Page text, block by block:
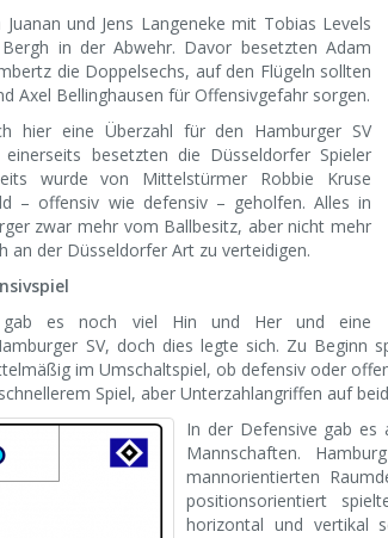
und Jens Langeneke mit Tobias Levels
in der Abwehr. Davor besetzten Adam
die Doppelsechs, auf den Flügeln sollten
Axel Bellinghausen für Offensivgefahr sorgen.
hier eine Überzahl für den Hamburger SV
besetzten die Düsseldorfer Spieler
wurde von Mittelstürmer Robbie Kruse
– offensiv wie defensiv – geholfen. Alles in
zwar mehr vom Ballbesitz, aber nicht mehr
an der Düsseldorfer Art zu verteidigen.
gab es noch viel Hin und Her und eine
SV, doch dies legte sich. Zu Beginn
im Umschaltspiel, ob defensiv oder
Spiel, aber Unterzahlangriffen auf
In der Defensive gab es
Mannschaften.
mannorientierten
positionsorientiert
horizontal und vertikal